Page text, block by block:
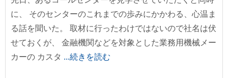
に、 そのセンターのこれまでの歩みにかかわる、心温ま
る話を聞いた。 取材に行ったわけではないので社名は伏
せておくが、 金融機関などを対象とした業務用機械メー
カーの カスタ ...続きを読む